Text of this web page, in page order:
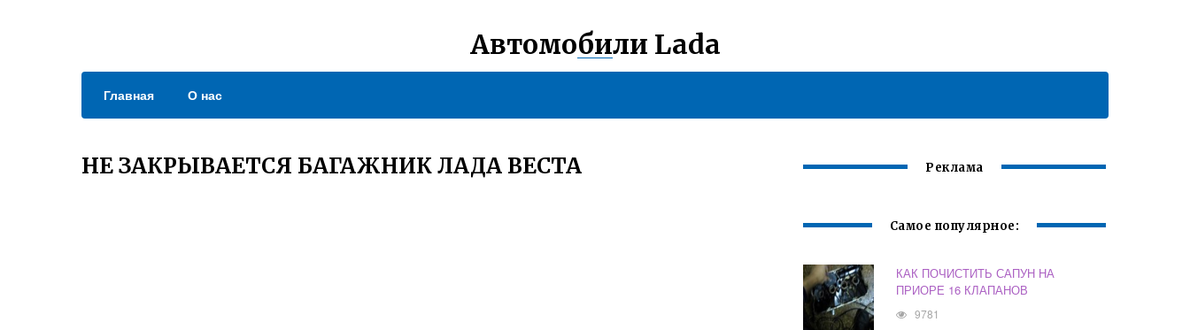
Автомобили Lada
Главная О нас
НЕ ЗАКРЫВАЕТСЯ БАГАЖНИК ЛАДА ВЕСТА Реклама
Самое популярное:
КАК ПОЧИСТИТЬ САПУН НА
ПРИОРЕ 16 КЛАПАНОВ
9781